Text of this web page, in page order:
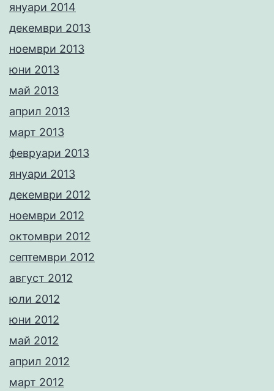
януари 2014
декември 2013
ноември 2013
юни 2013
май 2013
април 2013
март 2013
февруари 2013
януари 2013
декември 2012
ноември 2012
октомври 2012
септември 2012
август 2012
юли 2012
юни 2012
май 2012
април 2012
март 2012